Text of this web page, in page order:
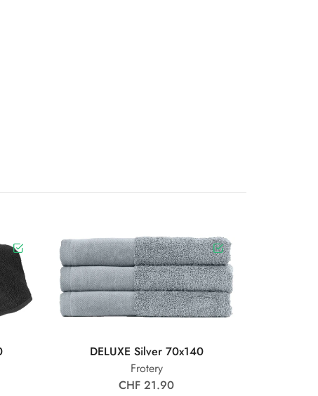
DELUXE Silver 70x140
Frotery
CHF 21.90